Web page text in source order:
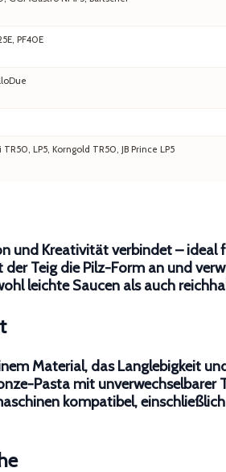
PF40E
LP5, Korngold TR50, JB Prince LP5
und Kreativität verbindet – ideal
der Teig diePilz-Form an und
leichte Saucen als auch
Material, das Langlebigkeit
Pasta mit unverwechselbarer
kompatibel,